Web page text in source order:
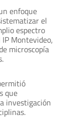
enfoque
el
espectro
Montevideo,
microscopía
que
investigación